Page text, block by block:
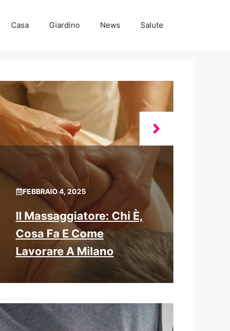
Casa Giardino News Salute
FEBBRAIO 4, 2025
Il Massaggiatore: Chi È,
Cosa Fa E Come
Lavorare A Milano